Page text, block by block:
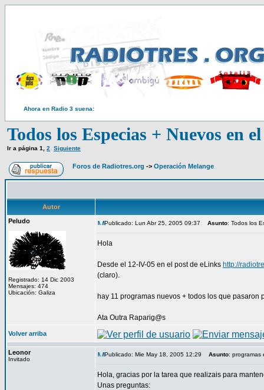
Ahora en Radio 3 suena:
Todos los Especias + Nuevos en
Ir a página 1 2 Siguiente
Foros de Radiotres.org -> Operación Melange
Autor
Peludo
Registrado: 14 Dic 2003
Mensajes: 474
Ubicación: Galiza
Publicado: Lun Abr 25, 2005 09:37 Asunto: Todos los
Hola
Desde el 12-IV-05 en el post de eLinks http://
(claro).
hay 11 programas nuevos + todos los que
Ata Outra Raparig@s
Volver arriba
Leonor
Invitado
Publicado: Mie May 18, 2005 12:29 Asunto: programas
Hola, gracias por la tarea que realizais para
Unas preguntas: